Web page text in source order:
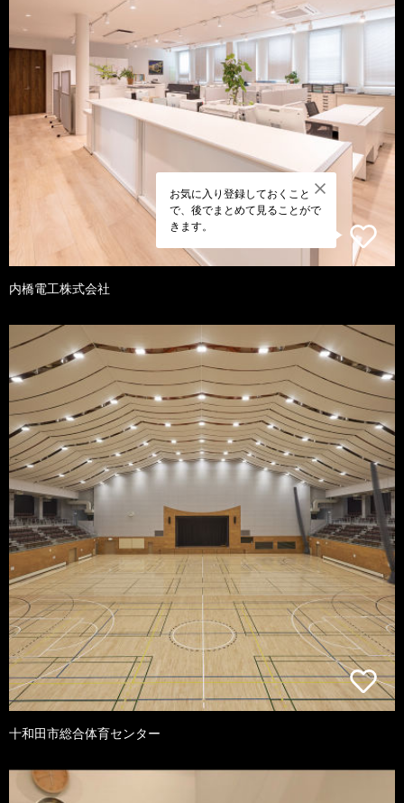
お気に入り登録しておくこと
で、後でまとめて見ることがで
きます。
内橋電工株式会社
十和田市総合体育センター